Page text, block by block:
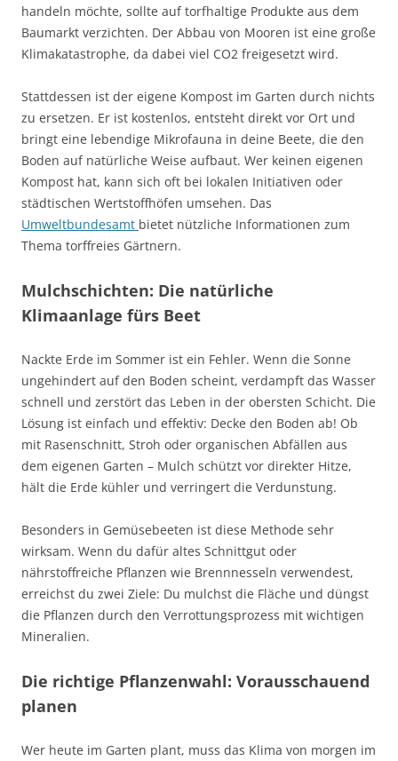
handeln möchte, sollte auf torfhaltige Produkte aus dem
Baumarkt verzichten. Der Abbau von Mooren ist eine große
Klimakatastrophe, da dabei viel CO2 freigesetzt wird.
Stattdessen ist der eigene Kompost im Garten durch nichts
zu ersetzen. Er ist kostenlos, entsteht direkt vor Ort und
bringt eine lebendige Mikrofauna in deine Beete, die den
Boden auf natürliche Weise aufbaut. Wer keinen eigenen
Kompost hat, kann sich oft bei lokalen Initiativen oder
städtischen Wertstoffhöfen umsehen. Das
Umweltbundesamt bietet nützliche Informationen zum
Thema torffreies Gärtnern.
Mulchschichten: Die natürliche
Klimaanlage fürs Beet
Nackte Erde im Sommer ist ein Fehler. Wenn die Sonne
ungehindert auf den Boden scheint, verdampft das Wasser
schnell und zerstört das Leben in der obersten Schicht. Die
Lösung ist einfach und effektiv: Decke den Boden ab! Ob
mit Rasenschnitt, Stroh oder organischen Abfällen aus
dem eigenen Garten – Mulch schützt vor direkter Hitze,
hält die Erde kühler und verringert die Verdunstung.
Besonders in Gemüsebeeten ist diese Methode sehr
wirksam. Wenn du dafür altes Schnittgut oder
nährstoffreiche Pflanzen wie Brennnesseln verwendest,
erreichst du zwei Ziele: Du mulchst die Fläche und düngst
die Pflanzen durch den Verrottungsprozess mit wichtigen
Mineralien.
Die richtige Pflanzenwahl: Vorausschauend
planen
Wer heute im Garten plant, muss das Klima von morgen im